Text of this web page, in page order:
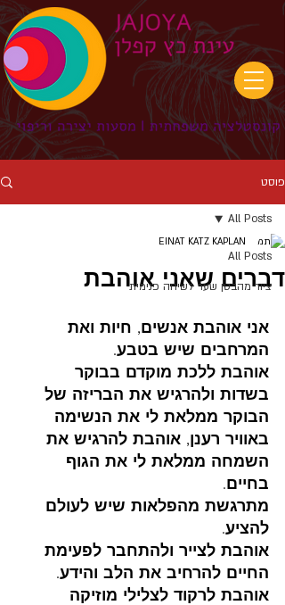
פוסט
All Posts
ציור מהבטן שער לשיחה פנימית
All Posts
דברים שאני אוהבת
EINAT KATZ KAPLAN
אני אוהבת אנשים, חיות ואת
המרחבים שיש בטבע.
אוהבת ללכת מוקדם בבוקר
בשדות ולהרגיש את הבריזה של
הבוקר ממלאת לי את הנשימה
באוויר רענן, אוהבת להרגיש את
השמחה ממלאת לי את הגוף
בחיים.
מתרגשת מהפלאות שיש לעולם
להציע.
אוהבת לצייר ולהתחבר לפעימת
החיים להרחיב את הלב והידע.
אוהבת לרקוד לצלילי מוזיקה